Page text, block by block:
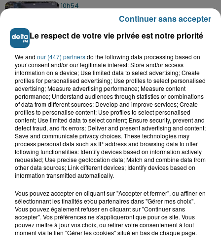
10h54
Pourquoi Decathlon Grande-Synthe
arrête la vente de poissons vivants ?
8h41
Un jeune homme grièvement blessé
après une violente sortie de route...
8h40
"Mayday Relay !" : du contrôle de
routine au sauvetage d'urgence de...
NOS AUTRES PODCASTS
Le respect de votre vie privée est notre priorité
We and our (447) partnersdo the following data processing based on
your consent and/or our legitimate interest: Store and/or access
information on a device; Use limited data to select advertising; Create
profiles for personalised advertising; Use profiles to select personalised
advertising; Measure advertising performance; Measure content
performance; Understand audiences through statistics or combinations
of data from different sources; Develop and improve services; Create
profiles to personalise content; Use profiles to select personalised
content; Use limited data to select content; Ensure security, prevent and
detect fraud, and fix errors; Deliver and present advertising and content;
Save and communicate privacy choices. These technologies may
process personal data such as IP address and browsing data to offer
following functionalities: Identify devices based on information actively
requested; Use precise geolocation data; Match and combine data from
other data sources; Link different devices; Identify devices based on
information transmitted automatically.
Vous pouvez accepter en cliquant sur "Accepter et fermer", ou affiner en
sélectionnant les finalités et/ou partenaires dans "Gérer mes choix".
Vous pouvez également refuser en cliquant sur "Continuer sans
accepter". Vos préférences ne s'appliqueront que pour ce site. Vous
pouvez mettre à jour vos choix, ou retirer votre consentement à tout
moment via le lien "Gérer les cookies" situé en bas de chaque page.
Continuer sans accepter